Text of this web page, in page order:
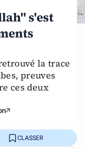
s'est
la trace
preuves
ces deux
CLASSER